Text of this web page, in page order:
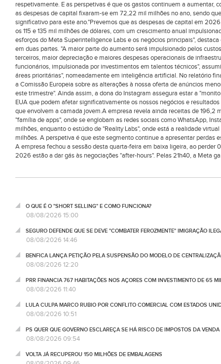
respetivamente. E as perspetivas é que os gastos continuem a aumentar,
as despesas de capital fixaram-se em 72,22 mil milhões no ano, sendo
significativo para este ano."Prevemos que as despesas de capital em
os 115 e 135 mil milhões de dólares, com um crescimento anual
esforços do Meta Superintelligence Labs e os negócios principais",
em duas partes. "A maior parte do aumento será impulsionado pelos
terceiros, maior depreciação e maiores despesas operacionais de
funcionários, impulsionada por investimentos em talentos técnicos",
áreas prioritárias", nomeadamente em inteligência artificial. No relatório
a Comissão Europeia sobre as alterações à nossa oferta de anúncios
este trimestre". Ainda assim, a dona do Instagram assegura estar a
EUA que podem afetar significativamente os nossos negócios e
que envolvem a camada jovem.A empresa revela ainda receitas de 196,2
"família de apps", onde se englobam as redes sociais como WhatsApp,
milhões, enquanto o estúdio de "Reality Labs", onde está a realidade
milhões. A perspetiva é que este segmento continue a apresentar perdas
A empresa fechou a sessão desta quarta-feira em baixa ligeira, ao perder
2026 estão a dar gás às negociações "after-hours". Pelas 21h40, a Meta
O QUE É O "SHORT SELLING" E COMO FUNCIONA?
08/08/2026 15:00
SEGURO DEFENDE QUE SE DEVE "COMBATER FEROZMENTE" IMIGRAÇÃO
08/08/2026 14:46
BENFICA LANÇA PETIÇÃO PELA SUSPENSÃO DO MODELO DE
08/08/2026 12:20
PRR FINANCIA 767 HABITAÇÕES NOS AÇORES COM INVESTIMENTO DE 65
08/08/2026 11:40
LULA CULPA MARCO RUBIO POR CONFLITO COMERCIAL COM ESTADOS
08/08/2026 10:51
PS QUER QUE GOVERNO ESCLAREÇA SE HÁ RISCO DE IMPOSTOS DA
08/08/2026 09:54
VOLTA JÁ RECUPEROU 150 MILHÕES DE EMBALAGENS